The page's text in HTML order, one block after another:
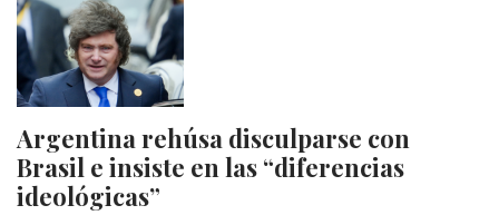
Argentina rehúsa disculparse con
Brasil e insiste en las “diferencias
ideológicas”